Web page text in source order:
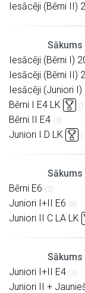
Iesācēji (Bērni II)
Sākums
Iesācēji (Bērni I)
Iesācēji (Bērni II)
Iesācēji (Juniori I)
Bērni I E4 LK
Bērni II E4 (3)
Juniori I D LK
Sākums
Bērni E6 (3)
Juniori I+II E6 (8)
Juniori II C LA LK
Sākums
Juniori I+II E4 (3)
Juniori II +